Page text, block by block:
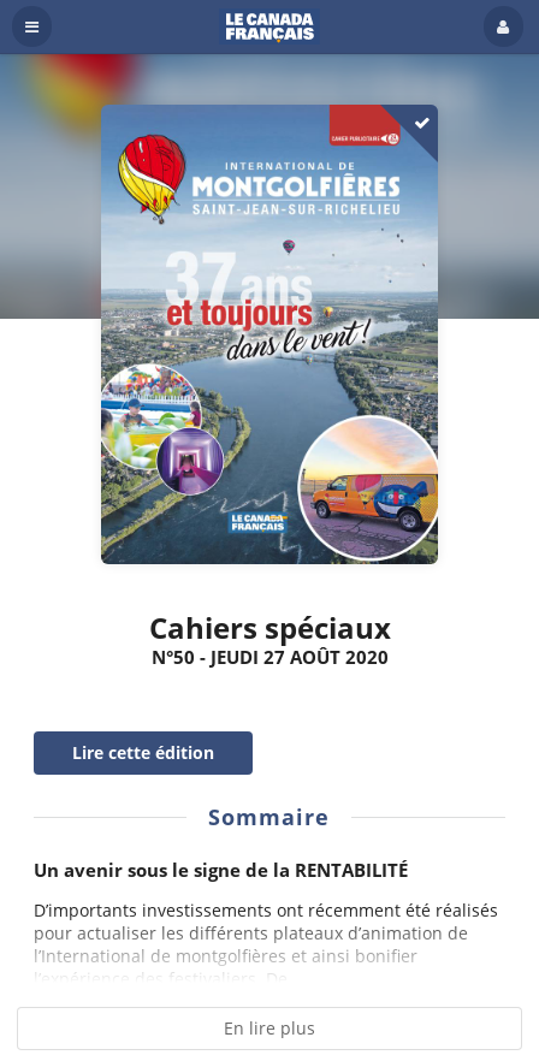
Cahiers spéciaux
N°50 - JEUDI 27 AOÛT 2020
Lire cette édition
Sommaire
Un avenir sous le signe de la RENTABILITÉ
D’importants investissements ont récemment été réalisés
pour actualiser les différents plateaux d’animation de
l’International de montgolfières et ainsi bonifier
l’expérience des festivaliers. De...
En lire plus